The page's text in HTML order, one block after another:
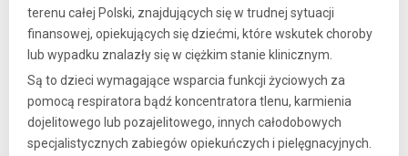
terenu całej Polski, znajdujących się w trudnej sytuacji
finansowej, opiekujących się dziećmi, które wskutek choroby
lub wypadku znalazły się w ciężkim stanie klinicznym.
Są to dzieci wymagające wsparcia funkcji życiowych za
pomocą respiratora bądź koncentratora tlenu, karmienia
dojelitowego lub pozajelitowego, innych całodobowych
specjalistycznych zabiegów opiekuńczych i pielęgnacyjnych.